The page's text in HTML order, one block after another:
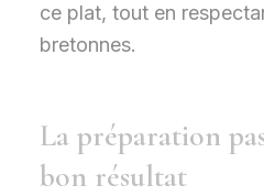
ce plat, tout en
bretonnes.
La préparation
bon résultat